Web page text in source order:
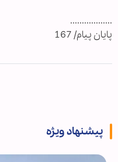
..................
پایان پیام/ 167
پیشنهاد ویژه